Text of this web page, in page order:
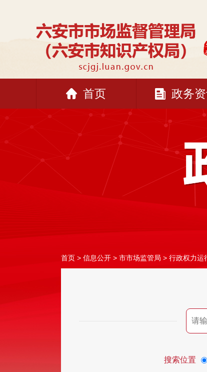
首页 政务
首页 > 信息公开 > 市市场监管局 > 行政权力运
搜索位置